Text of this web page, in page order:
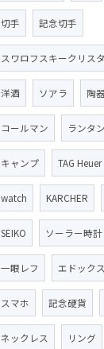
切手 記念切手
スワロフスキークリス
洋酒 ソアラ 陶
コールマン ランタン
キャンプ TAG Heuer
watch KARCHER
SEIKO ソーラー時計
一眼レフ エドックス
スマホ 記念硬貨
ネックレス リング